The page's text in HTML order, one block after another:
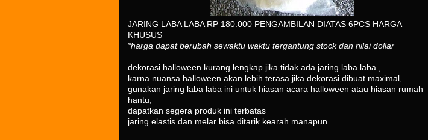
JARING LABA LABA RP 180.000 PENGAMBILAN DIATAS 6PCS HARGA
KHUSUS
*harga dapat berubah sewaktu waktu tergantung stock dan nilai dollar
dekorasi halloween kurang lengkap jika tidak ada jaring laba laba ,
karna nuansa halloween akan lebih terasa jika dekorasi dibuat maximal,
gunakan jaring laba laba ini untuk hiasan acara halloween atau hiasan rumah
hantu,
dapatkan segera produk ini terbatas
jaring elastis dan melar bisa ditarik kearah manapun